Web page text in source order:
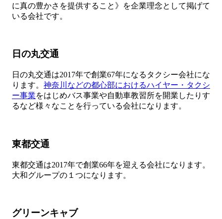
に真の豊かさを提供すること》を企業理念として掲げて
いる会社です。
日の丸交通
日の丸交通は2017年で創業67年になるタクシー会社にな
ります。 神奈川などの都心部におけるハイヤー・タクシ
ー事業をはじめバス事業や自動車教習所を開業したりす
るなど様々なことを行っている会社になります。
東都交通
東都交通は2017年で創業66年を迎える会社になります。
大和グループの１つになります。
グリーンキャブ